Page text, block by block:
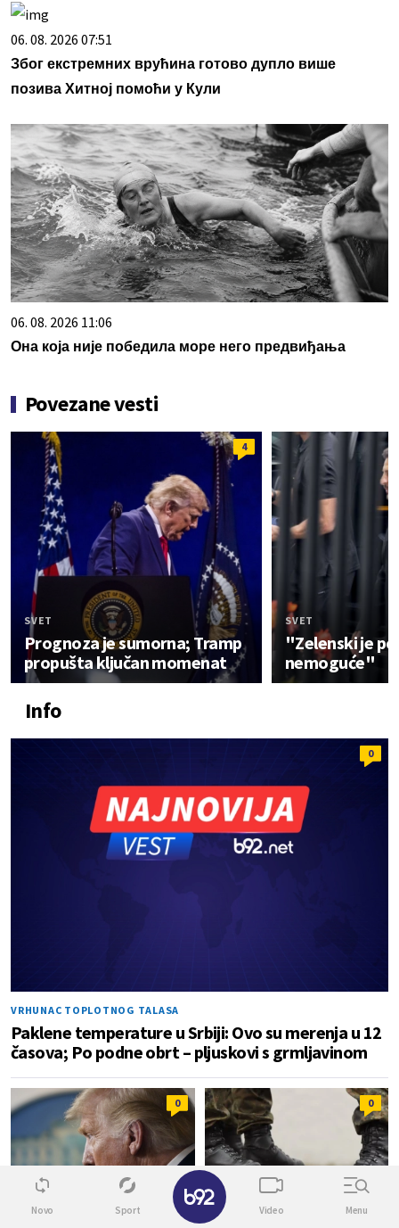
06. 08. 2026 07:51
Због екстремних врућина готово дупло више
позива Хитној помоћи у Кули
06. 08. 2026 11:06
Она која није победила море него предвиђања
Povezane vesti
4
SVET
Prognoza je sumorna; Tramp
propušta ključan momenat
SVET
"Zelenski je
nemoguće"
Info
0
VRHUNAC TOPLOTNOG TALASA
Paklene temperature u Srbiji: Ovo su merenja u 12
časova; Po podne obrt – pljuskovi s grmljavinom
0 0
Novo Sport Video Menu
✕